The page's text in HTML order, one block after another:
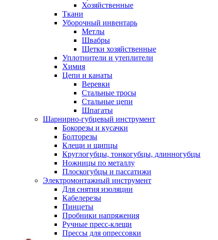
Хозяйственные
Ткани
Уборочный инвентарь
Метлы
Швабры
Щетки хозяйственные
Уплотнители и утеплители
Химия
Цепи и канаты
Веревки
Стальные тросы
Стальные цепи
Шпагаты
Шарнирно-губцевый инструмент
Бокорезы и кусачки
Болторезы
Клещи и щипцы
Круглогубцы, тонкогубцы, длинногубцы
Ножницы по металлу
Плоскогубцы и пассатижи
Электромонтажный инструмент
Для снятия изоляции
Кабелерезы
Пинцеты
Пробники напряжения
Ручные пресс-клещи
Прессы для опрессовки